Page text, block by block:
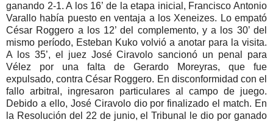
ganando 2-1. A los 16’ de la etapa inicial, Francisco Antonio
Varallo había puesto en ventaja a los Xeneizes. Lo empató
César Roggero a los 12’ del complemento, y a los 30’ del
mismo período, Esteban Kuko volvió a anotar para la visita.
A los 35’, el juez José Ciravolo sancionó un penal para
Vélez por una falta de Gerardo Moreyras, que fue
expulsado, contra César Roggero. En disconformidad con el
fallo arbitral, ingresaron particulares al campo de juego.
Debido a ello, José Ciravolo dio por finalizado el match. En
la Resolución del 22 de junio, el Tribunal le dio por ganado